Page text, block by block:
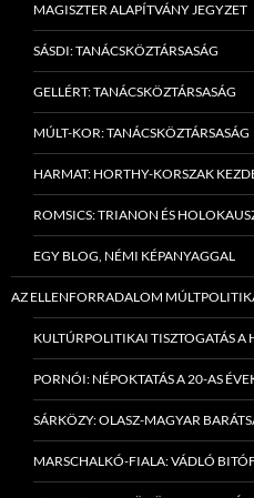
MAGISZTER ALAPÍTVÁNY JEGYZET
SÁSDI: TANÁCSKÖZTÁRSASÁG
GELLÉRT: TANÁCSKÖZTÁRSASÁG
MÚLT-KOR: TANÁCSKÖZTÁRSASÁG
HARMAT: HORTHY-KORSZAK
ROMSICS: TRIANON ÉS
EGY BLOG, NÉMI KÉPANYAGGAL
AZ ELLENFORRADALOM
KULTÚRPOLITIKAI TISZTOGATÁS A
PORNÓI: NÉPOKTATÁS A 20-AS
SÁRKÖZY: OLASZ-MAGYAR
MARSCHALKÓ-FIALA: VÁDLÓ